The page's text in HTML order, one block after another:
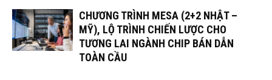
CHƯƠNG TRÌNH MESA (2+2 NHẬT –
MỸ), LỘ TRÌNH CHIẾN LƯỢC CHO
TƯƠNG LAI NGÀNH CHIP BÁN DẪN
TOÀN CẦU